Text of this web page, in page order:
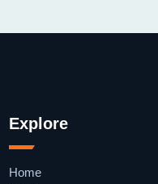
Explore
Home